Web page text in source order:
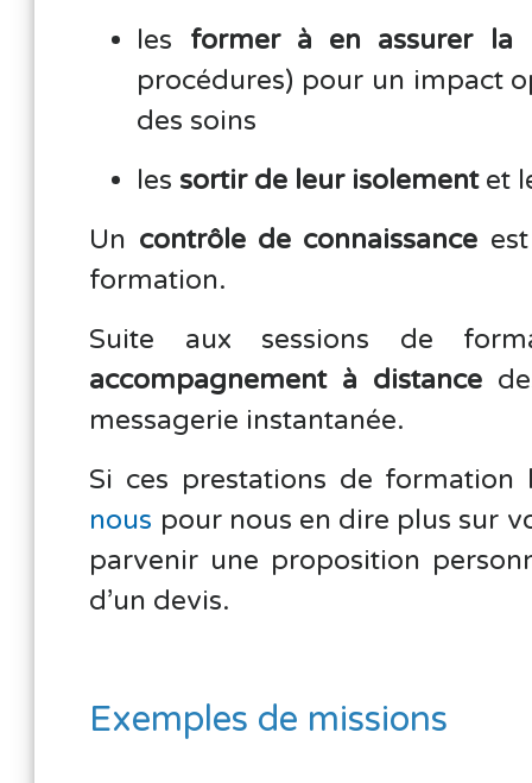
les former à en assurer la
procédures) pour un impact
des soins
les sortir de leur isolementet
Un contrôle de connaissance
formation.
Suite aux sessions de
accompagnement à distance
messagerie instantanée.
Si ces prestations de
nous pour nous en dire plus sur
parvenir une proposition
d’un devis.
Exemples de missions